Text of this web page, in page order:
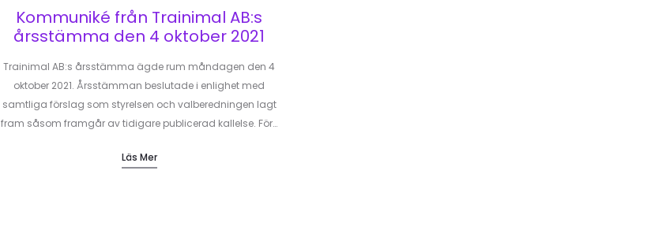
Kommuniké från Trainimal AB:s
årsstämma den 4 oktober 2021
Trainimal AB:s årsstämma ägde rum måndagen den 4
oktober 2021. Årsstämman beslutade i enlighet med
samtliga förslag som styrelsen och valberedningen lagt
fram såsom framgår av tidigare publicerad kallelse. För…
Läs Mer